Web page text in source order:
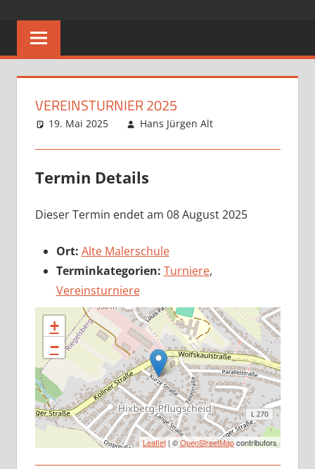
VEREINSTURNIER 2025
19. Mai 2025 Hans Jürgen Alt
Termin Details
Dieser Termin endet am 08 August 2025
Ort: Alte Malerschule
Terminkategorien: Turniere,
Vereinsturniere
+
−
Leaflet| ©OpenStreetMapcontributors